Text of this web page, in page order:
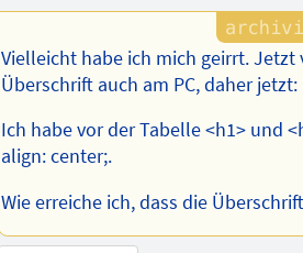
Vielleicht habe ich mich geirrt. Jetzt
Überschrift auch am PC, daher jetzt:
Ich habe vor der Tabelle <h1> und
align: center;.
Wie erreiche ich, dass die